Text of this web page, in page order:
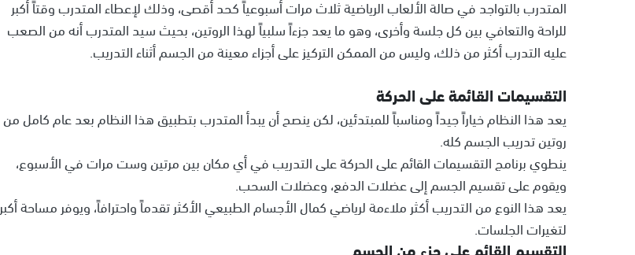
المتدرب بالتواجد في صالة الألعاب الرياضية ثلاث مرات أسبوعياً كحد أقصى، وذلك لإعطاء المتدرب وقتاً أكبر
للراحة والتعافي بين كل جلسة وأخرى، وهو ما يعد جزءاً سلبياً لهذا الروتين، بحيث سيد المتدرب أنه من الصعب
عليه التدرب أكثر من ذلك، وليس من الممكن التركيز على أجزاء معينة من الجسم أثناء التدريب.
التقسيمات القائمة على الحركة
يعد هذا النظام خياراً جيداً ومناسباً للمبتدئين، لكن ينصح أن يبدأ المتدرب بتطبيق هذا النظام بعد عام كامل من
روتين تدريب الجسم كله.
ينطوي برنامج التقسيمات القائم على الحركة على التدريب في أي مكان بين مرتين وست مرات في الأسبوع،
ويقوم على تقسيم الجسم إلى عضلات الدفع، وعضلات السحب.
يعد هذا النوع من التدريب أكثر ملاءمة لرياضي كمال الأجسام الطبيعي الأكثر تقدماً واحترافاً، ويوفر مساحة أكبر
لتغيرات الجلسات.
التقسيم القائم على جزء من الجسم